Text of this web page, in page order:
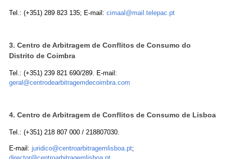
Tel.: (+351) 289 823 135; E-mail: cimaal@mail.telepac.pt
3. Centro de Arbitragem de Conflitos de Consumo do
Distrito de Coimbra
Tel.: (+351) 239 821 690/289. E-mail:
geral@centrodearbitragemdecoimbra.com
4. Centro de Arbitragem de Conflitos de Consumo de Lisboa
Tel.: (+351) 218 807 000 / 218807030.
E-mail: juridico@centroarbitragemlisboa.pt;